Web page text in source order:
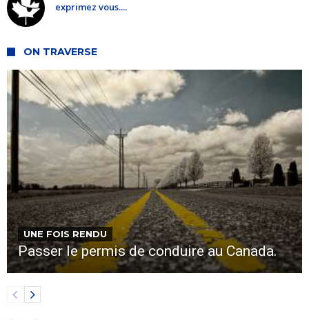
exprimez vous....
ON TRAVERSE
UNE FOIS RENDU
Passer le permis de conduire au Canada.